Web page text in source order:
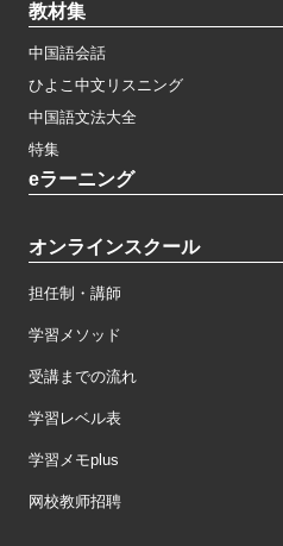
教材集
中国語会話
ひよこ中文リスニング
中国語文法大全
特集
eラーニング
オンラインスクール
担任制・講師
学習メソッド
受講までの流れ
学習レベル表
学習メモplus
网校教师招聘